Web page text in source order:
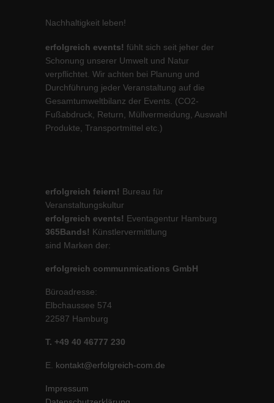
Nachhaltigkeit leben!
erfolgreich events! fühlt sich seit jeher der
Schonung unserer Umwelt und Natur
verpflichtet. Wir achten bei Planung und
Durchführung jeder Veranstaltung auf die
Gesamtumweltbilanz der Events. (CO2-
Fußabdruck, Return, Müllvermeidung, Auswahl
Produkte, Transportmittel etc.)
erfolgreich feiern! Bureau für
Veranstaltungskultur
erfolgreich events! Eventagentur Hamburg
365Bands! Künstlervermittlung
sind Marken der:
erfolgreich communmications GmbH
Büroadresse:
Elbchaussee 574
22587 Hamburg
T. +49 40 46777 230
E. kontakt@erfolgreich-com.de
Impressum